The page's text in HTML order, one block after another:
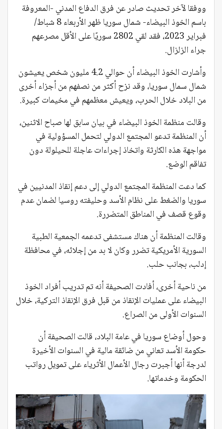
ووفقا لآخر تحديث صادر عن فرق الدفاع المدني -المعروفة
باسم الخوذ البيضاء- شمال سوريا ظهر الأربعاء 8 شباط/
فبراير 2023، فقد لقي 2802 سوريًا على الأقل مصرعهم
جراء الزلزال.
وأشارت الخوذ البيضاء أن حوالي 4.2 مليون شخص يعيشون
شمال سمال سوريا، وقد نزح أكثر من نصفهم من أجزاء أخرى
من البلاد خلال الحرب، ويعيش معظمهم في مخيمات كبيرة.
وقالت منظمة الخوذ البيضاء في بيان سابق لها صباح الاثنين،
أن المنظمة تدعو المجتمع الدولي لتحمل المسؤولية في
مواجهة هذه الكارثة واتخاذ إجراءات عاجلة للحيلولة دون
تفاقم الوضع.
كما دعت المنظمة المجتمع الدولي إلى دعم إنقاذ المدنيين في
سوريا والضغط على نظام الأسد وحليفته روسيا لضمان عدم
وقوع قصف في المناطق المتضررة.
وقالت المنظمة أن هناك مستشفى تدعمه الجمعية الطبية
السورية الأمريكية تضرر وكان لا بد من إجلائه، في محافظة
إدلب، بجانب حلب.
من ناحية أخرى، أفادت الصحيفة أنه تم تدريب أفراد الخوذ
البيضاء على عمليات الإنقاذ من قبل فرق الإنقاذ التركية، خلال
السنوات الأولى من الصراع.
وحول أوضاع سوريا في عامة البلاد، قالت الصحيفة أن
حكومة الأسد تعاني من ضائقة مالية في السنوات الأخيرة
لدرجة أنها أجبرت رجال الأعمال الأثرياء على تمويل رواتب
الحكومة وخدماتها.